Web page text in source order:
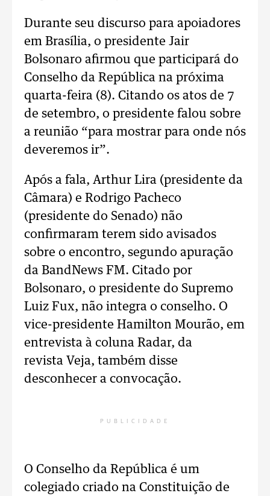
Durante seu discurso para apoiadores
em Brasília, o presidente Jair
Bolsonaro afirmou que participará do
Conselho da República na próxima
quarta-feira (8). Citando os atos de 7
de setembro, o presidente falou sobre
a reunião “para mostrar para onde nós
deveremos ir”.
Após a fala, Arthur Lira (presidente da
Câmara) e Rodrigo Pacheco
(presidente do Senado) não
confirmaram terem sido avisados
sobre o encontro, segundo apuração
da BandNews FM. Citado por
Bolsonaro, o presidente do Supremo
Luiz Fux, não integra o conselho. O
vice-presidente Hamilton Mourão, em
entrevista à coluna Radar, da
revista Veja, também disse
desconhecer a convocação.
PUBLICIDADE
O Conselho da República é um
colegiado criado na Constituição de